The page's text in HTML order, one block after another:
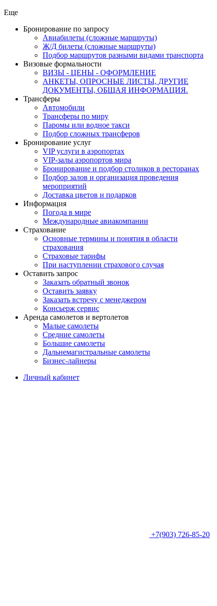
Еще
Бронирование по запросу
Авиабилеты (сложные маршруты)
Ж/Д билеты (сложные маршруты)
Подбор маршрутов разными видами транспорта
Визовые формальности
ВИЗЫ - ЦЕНЫ - ОФОРМЛЕНИЕ
АНКЕТЫ, ОПРОСНЫЕ ЛИСТЫ, ДРУГИЕ
ДОКУМЕНТЫ, ОБЩАЯ ИНФОРМАЦИЯ.
Трансферы
Автомобили
Трансферы по миру
Паромы или водное такси
Подбор сложных трансферов
Бронирование услуг
VIP услуги в аэропортах
VIP-залы аэропортов мира
Бронирование и подбор столиков в ресторанах
Подбор залов и организация проведения
мероприятий
Доставка цветов и подарков
Информация
Погода в мире
Международные авиакомпании
Страхование
Основные термины и понятия в области
страхования
Страховые тарифы
При наступлении страхового случая
Оставить запрос
Заказать обратный звонок
Оставить заявку
Заказать встречу с менеджером
Консьерж сервис
Аренда самолетов и вертолетов
Малые самолеты
Средние самолеты
Большие самолеты
Дальнемагистральные самолеты
Бизнес-лайнеры
Личный кабинет
+7(903) 726-85-20